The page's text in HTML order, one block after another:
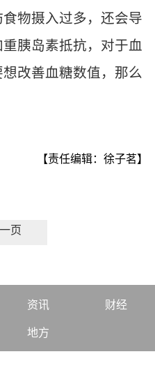
物摄入过多，还会导
胰岛素抵抗，对于血
改善血糖数值，那么
【责任编辑：徐子茗】
页
资讯 财经
地方